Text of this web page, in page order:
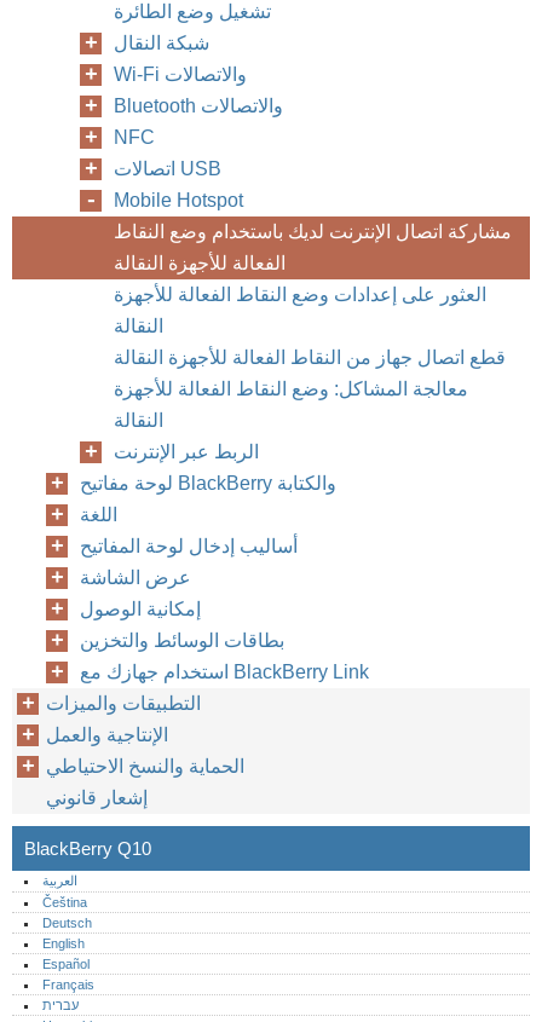
تشغيل وضع الطائرة
شبكة النقال
Wi-Fi والاتصالات
Bluetooth والاتصالات
NFC
اتصالات USB
Mobile Hotspot
مشاركة اتصال الإنترنت لديك باستخدام وضع النقاط
الفعالة للأجهزة النقالة
العثور على إعدادات وضع النقاط الفعالة للأجهزة
النقالة
قطع اتصال جهاز من النقاط الفعالة للأجهزة النقالة
معالجة المشاكل: وضع النقاط الفعالة للأجهزة
النقالة
الربط عبر الإنترنت
لوحة مفاتيح BlackBerry والكتابة
اللغة
أساليب إدخال لوحة المفاتيح
عرض الشاشة
إمكانية الوصول
بطاقات الوسائط والتخزين
استخدام جهازك مع BlackBerry Link
التطبيقات والميزات
الإنتاجية والعمل
الحماية والنسخ الاحتياطي
إشعار قانوني
BlackBerry Q10
العربية
Čeština
Deutsch
English
Español
Français
עברית